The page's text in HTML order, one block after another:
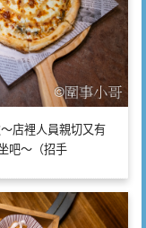
店裡人員親切又有
吧～（招手